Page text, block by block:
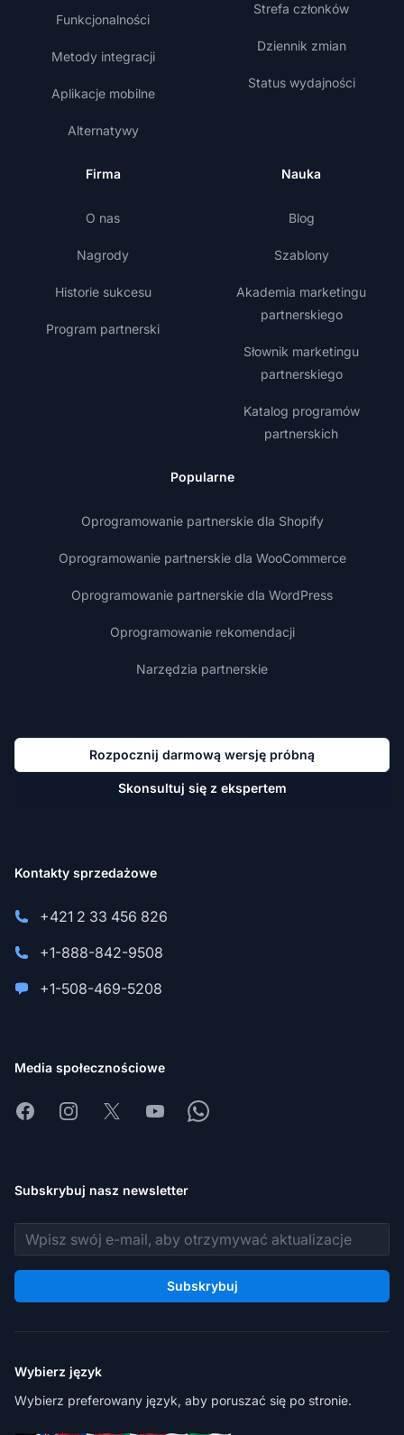
Funkcjonalności
Metody integracji
Aplikacje mobilne
Alternatywy
Strefa członków
Dziennik zmian
Status wydajności
Firma
O nas
Nagrody
Historie sukcesu
Program partnerski
Nauka
Blog
Szablony
Akademia marketingu
partnerskiego
Słownik marketingu
partnerskiego
Katalog programów
partnerskich
Popularne
Oprogramowanie partnerskie dla Shopify
Oprogramowanie partnerskie dla WooCommerce
Oprogramowanie partnerskie dla WordPress
Oprogramowanie rekomendacji
Narzędzia partnerskie
Rozpocznij darmową wersję próbną
Skonsultuj się z ekspertem
Kontakty sprzedażowe
+421 2 33 456 826
+1-888-842-9508
+1-508-469-5208
Media społecznościowe
FacebookInstagram
X YoutubeWhatsapp
Subskrybuj nasz newsletter
Adres e-mail
Subskrybuj
Wybierz język
Wybierz preferowany język, aby poruszać się po stronie.